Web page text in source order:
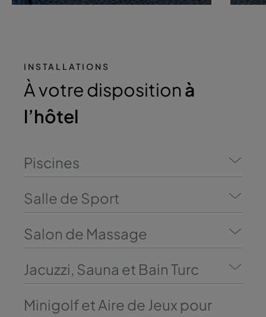
INSTALLATIONS
À votre dispositionà
l’hôtel
Piscines
Salle de Sport
Salon de Massage
Jacuzzi, Sauna et Bain Turc
Minigolf et Aire de Jeux pour